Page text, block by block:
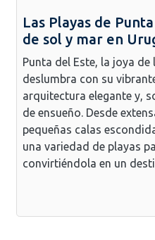
Las Playas de
de sol y mar en
Punta del Este, la joya
deslumbra con su
arquitectura elegante y,
de ensueño. Desde
pequeñas calas
una variedad de playas
convirtiéndola en un